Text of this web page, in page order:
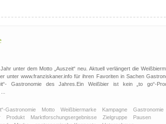
unter dem Motto „Auszeit“ neu. Aktuell verlängert die
unter www.franziskaner.info für ihren Favoriten in Sachen
Gastronomie des Jahres.Ein Weißbier ist kein „to go“-
Gastronomie Motto Weißbiermarke Kampagne
Gastronomie
Produkt Marktforschungsergebnisse Zielgruppe
Pausen